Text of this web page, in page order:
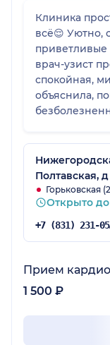
Клиника
всё😌 Уютно,
приветливые
врач-узист
спокойная,
объяснила,
Полтавская,
Горьковская
Открыто до
Прием
1 500 ₽